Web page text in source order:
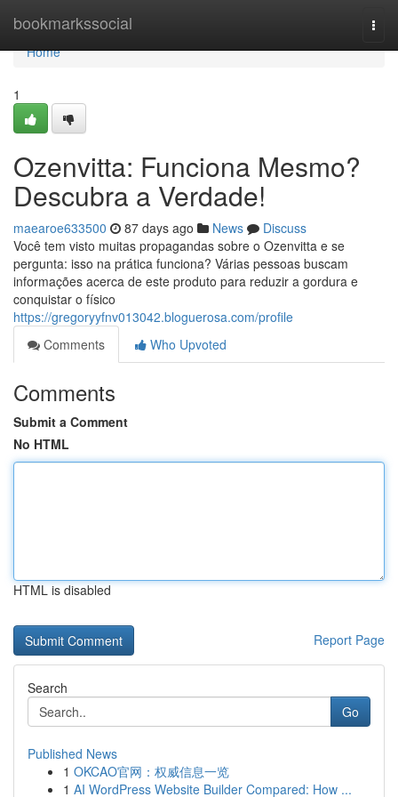
bookmarkssocial
Home
Home
1
Ozenvitta: Funciona Mesmo?
Descubra a Verdade!
maearoe633500 87 days ago News
Discuss
Você tem visto muitas propagandas sobre o Ozenvitta e se
pergunta: isso na prática funciona? Várias pessoas buscam
informações acerca de este produto para reduzir a gordura e
conquistar o físico
https://gregoryyfnv013042.bloguerosa.com/profile
Comments
Who Upvoted
Comments
Submit a Comment
No HTML
HTML is disabled
Report Page
Search
Go
Published News
1 OKCAO官网：权威信息一览
1 AI WordPress Website Builder Compared: How ...